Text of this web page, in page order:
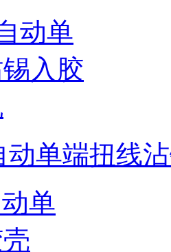
动单端扭线